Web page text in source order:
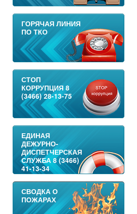
ГОРЯЧАЯ ЛИНИЯ
ПО ТКО
СТОП
КОРРУПЦИЯ 8
(3466) 28-13-75
ЕДИНАЯ
ДЕЖУРНО-
ДИСПЕТЧЕРСКАЯ
СЛУЖБА 8 (3466)
41-13-34
СВОДКА О
ПОЖАРАХ